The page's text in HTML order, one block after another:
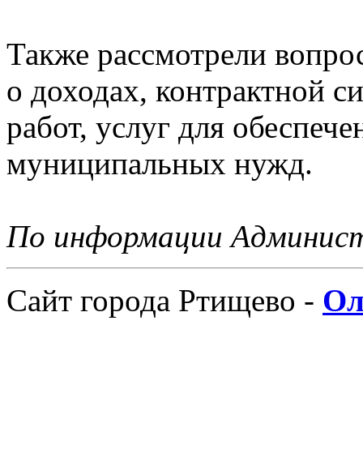
Также рассмотрели
о доходах, контрактной
работ, услуг для
муниципальных нужд.
По информации
Сайт города Ртищево -